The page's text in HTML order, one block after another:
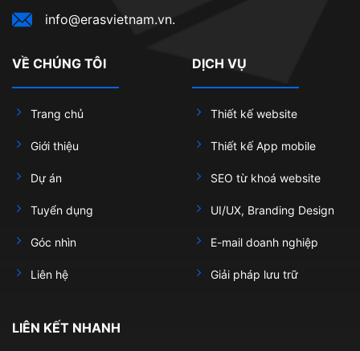
info@erasvietnam.vn.
VỀ CHÚNG TÔI
Trang chủ
Giới thiệu
Dự án
Tuyển dụng
Góc nhìn
Liên hệ
DỊCH VỤ
Thiết kế website
Thiết kế App mobile
SEO từ khoá website
UI/UX, Branding Design
E-mail doanh nghiệp
Giải pháp lưu trữ
LIÊN KẾT NHANH